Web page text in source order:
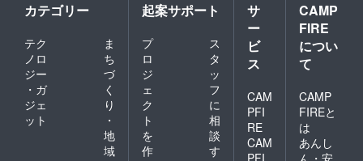
カテゴリー
テク
ノロ
ジー
・ガ
ジェ
ット
ま
ち
づ
く
り
・
地
域
起案サポート
プ
ロ
ジ
ェ
ク
ト
を
作
ス
タ
ッ
フ
に
相
談
す
サ
ー
ビ
ス
CAM
PFI
RE
CAM
CAMP
FIRE
につい
て
CAMP
FIREと
は
あんし